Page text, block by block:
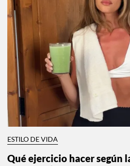
ESTILO DE VIDA
Qué ejercicio hacer según